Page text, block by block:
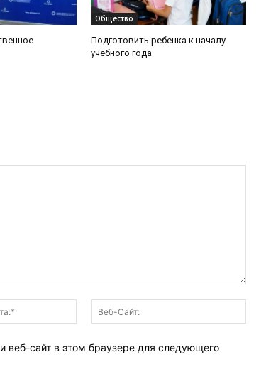
Общество
Подготовить ребенка к началу
учебного года
Электронная
почта:*
Сайт:
веб-сайт в этом браузере для следующего